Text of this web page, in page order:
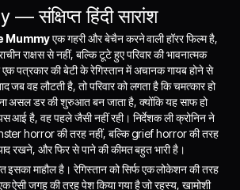
संक्षिप्त हिंदी सारांश
Mummyएक गहरी और बेचैन करने वाली हॉरर फिल्म है,
राक्षस से नहीं, बल्कि टूटे हुए परिवार की भावनात्मक
एक पत्रकार की बेटी के रेगिस्तान में अचानक गायब होने से
जब वह लौटती है, तो परिवार को लगता है कि चमत्कार हो
असल डर की शुरुआत बन जाता है, क्योंकि यह साफ हो
आई है, वह पहले जैसी नहीं रही। निर्देशक ली क्रोनिन ने
horror की तरह नहीं, बल्कि grief horror की तरह
रखने, और फिर से पाने की कीमत बहुत भारी है।
इसका माहौल है। रेगिस्तान को सिर्फ एक लोकेशन की तरह
ऐसी जगह की तरह पेश किया गया है जो रहस्य, खामोशी